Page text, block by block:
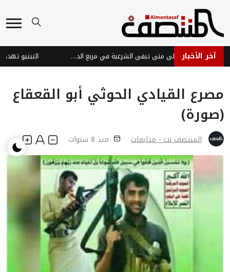
آخر الأخبار المعركة المؤجلة... إلى متى تبقى الشرعية في مربع الدفاع؟
مصرع القيادي الحوثي أبو القعقاع
(صورة)
المنتصف نت - متابعات منذ 8 سنوات